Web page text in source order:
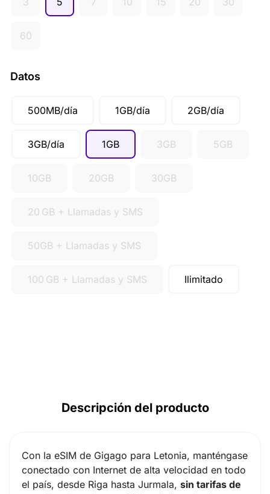
AUD ($)
60
Datos
500MB/día 1GB/día 2GB/día
3GB/día 1GB 3GB 5GB
10GB 20GB 30GB
20 GB + Llamadas y SMS
50GB + Llamadas y SMS
100 GB + Llamadas y SMS Ilimitado
Descripción del producto
Con la eSIM de Gigago para Letonia, manténgase
conectado con Internet de alta velocidad en todo
el país, desde Riga hasta Jurmala, sin tarifas de